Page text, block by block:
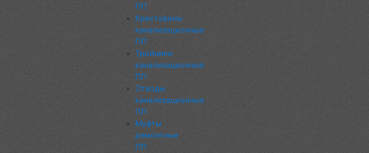
ПП
Крестовины
канализационные
ПП
Тройники
канализационные
ПП
Отводы
канализационные
ПП
Муфты
ремонтные
ПП